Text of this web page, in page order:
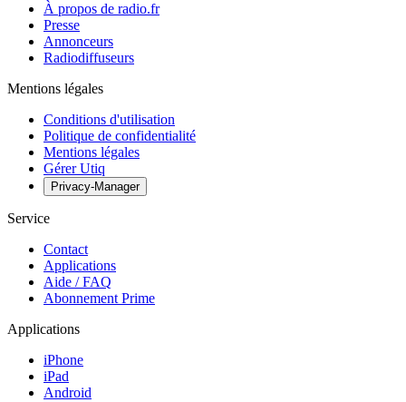
À propos de radio.fr
Presse
Annonceurs
Radiodiffuseurs
Mentions légales
Conditions d'utilisation
Politique de confidentialité
Mentions légales
Gérer Utiq
Privacy-Manager
Service
Contact
Applications
Aide / FAQ
Abonnement Prime
Applications
iPhone
iPad
Android